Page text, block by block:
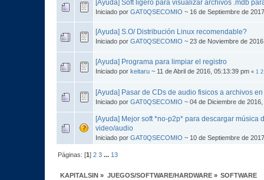
[Ayuda] Soft ligero para visualizar archivos .mdb
Iniciado por GAT0QSECOMIO ~ 16 de Septiembre de
[Ayuda] S.O/ Distribución Linux recomendable?
Iniciado por GAT0QSECOMIO ~ 23 de Noviembre de
[Ayuda] Programa para limpiar el registro
Iniciado por keitaru ~ 11 de Abril de 2016, 05:13:39 pm « 1 2
[Ayuda] Pasar de CDs de audio fisicos a archivos
Iniciado por GAT0QSECOMIO ~ 04 de Diciembre de
[Ayuda] Mejor soft *no-p2p* para descargar música
video/audio
Iniciado por GAT0QSECOMIO ~ 10 de Septiembre de
Páginas: [1]2 3 ... 13
KAPITALSIN » JUEGOS/SOFTWARE/HARDWARE» SOFTWARE